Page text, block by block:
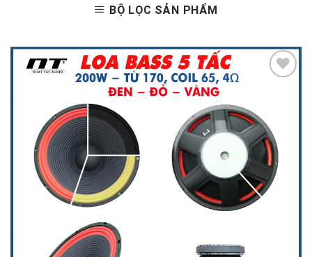
BỘ LỌC SẢN PHẨM
wishlist